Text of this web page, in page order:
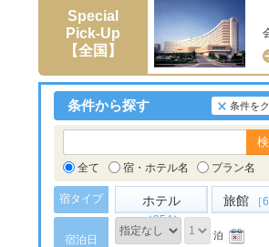
Special
Pick-Up
【全国】
条件から探す 条件を
全て 宿・ホテル名 プラン名
宿タイプ ホテル
［854］
旅館 ［
宿泊日
泊